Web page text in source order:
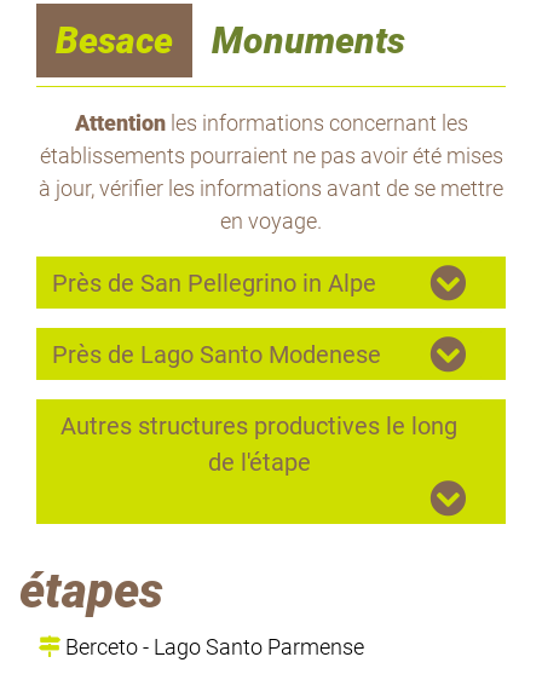
Besace
Monuments
Attentionles informations concernant les
établissements pourraient ne pas avoir été mises
à jour, vérifier les informations avant de se mettre
en voyage.
Près de San Pellegrino in Alpe
Près de Lago Santo Modenese
Autres structures productives le long
de l'étape
étapes
Berceto - Lago Santo Parmense